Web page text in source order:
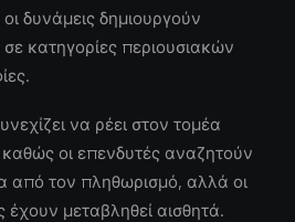
δυνάμεις δημιουργούν
κατηγορίες περιουσιακών
να ρέει στον τομέα
οι επενδυτές αναζητούν
από τον πληθωρισμό, αλλά οι
έχουν μεταβληθεί αισθητά.